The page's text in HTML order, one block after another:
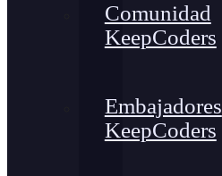
Comunidad
KeepCoders
Embajadores
KeepCoders